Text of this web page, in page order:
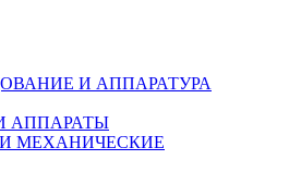
И АППАРАТУРА
АППАРАТЫ
МЕХАНИЧЕСКИЕ